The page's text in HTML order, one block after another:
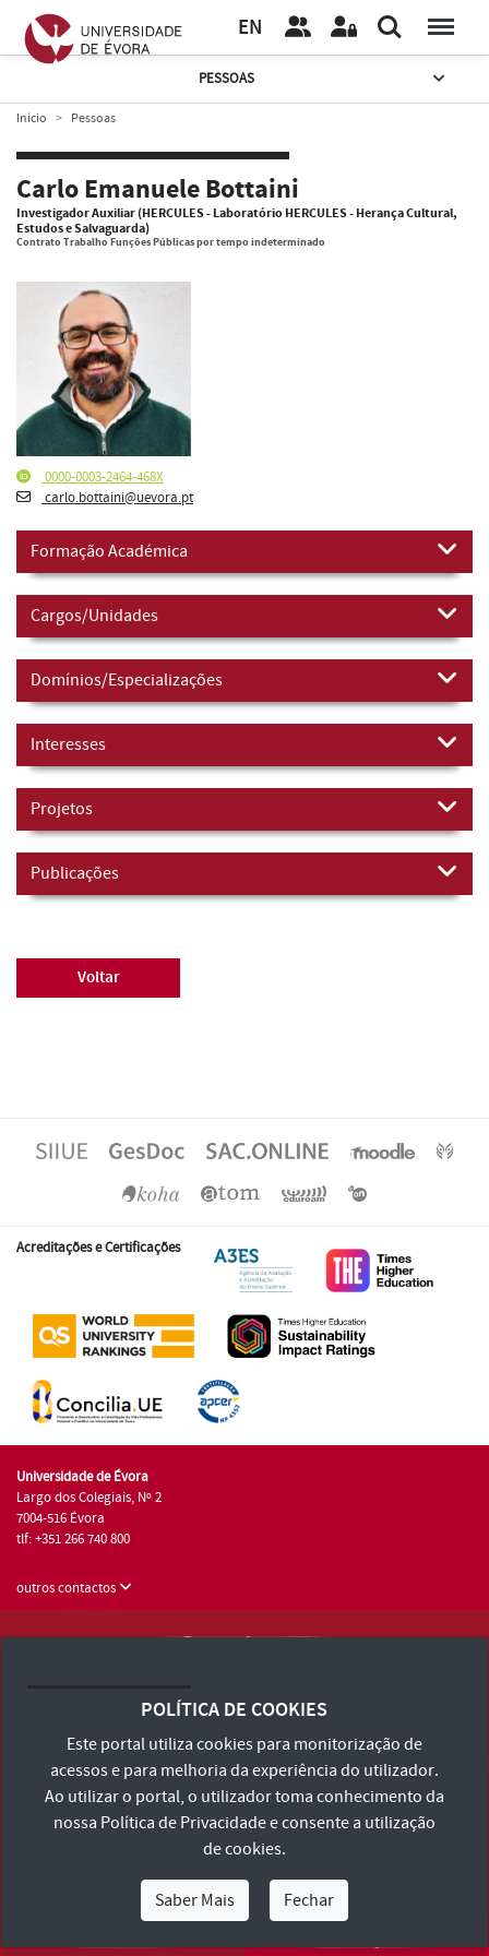
EN
PESSOAS
Início Pessoas
Carlo Emanuele Bottaini
Investigador Auxiliar (HERCULES - Laboratório HERCULES - Herança Cultural,
Estudos e Salvaguarda)
Contrato Trabalho Funções Públicas por tempo indeterminado
0000-0003-2464-468X
carlo.bottaini@uevora.pt
Formação Académica
Cargos/Unidades
Domínios/Especializações
Interesses
Projetos
Publicações
Voltar
Acreditações e Certificações
Universidade de Évora
Largo dos Colegiais, Nº 2
7004-516 Évora
tlf: +351 266 740 800
outros contactos
Consulte os Termos e Condições e Política de Privacidade
Declaração de Acessibilidade
POLÍTICA DE COOKIES
Este portal utiliza cookies para monitorização de
acessos e para melhoria da experiência do utilizador.
Ao utilizar o portal, o utilizador toma conhecimento da
nossa Política de Privacidadee consente a utilização
de cookies.
Saber Mais Fechar